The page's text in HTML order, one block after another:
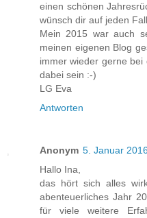
einen schönen
wünsch dir auf jeden
Mein 2015 war auch
meinen eigenen Blog
immer wieder gerne
dabei sein :-)
LG Eva
Antworten
Anonym 5. Januar
Hallo Ina,
das hört sich alles
abenteuerliches Jahr
für viele weitere